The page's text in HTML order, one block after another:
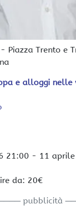
- Piazza Trento e
e alloggi nelle
21:00 - 11
da: 20€
pubblicità